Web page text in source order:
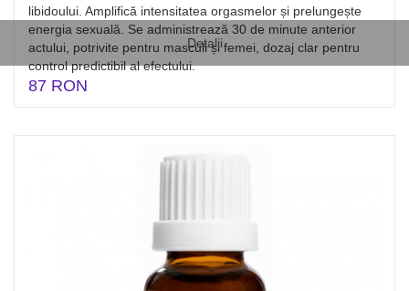
Detalii
libidoului. Amplifică intensitatea orgasmelor și prelungește
energia sexuală. Se administrează 30 de minute anterior
actului, potrivite pentru masculi și femei, dozaj clar pentru
control predictibil al efectului.
87 RON